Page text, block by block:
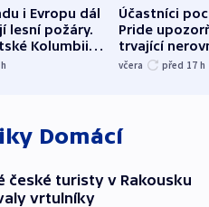
i Evropu dál
lesní požáry.
Kolumbii
tisíce lidí
h
Účastníci
Pride
trvající
včera před 17 h
Domácí
české turisty v Rakousku
vrtulníky